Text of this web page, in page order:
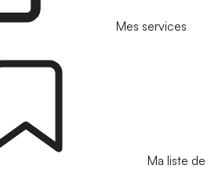
Mes services
Ma liste de